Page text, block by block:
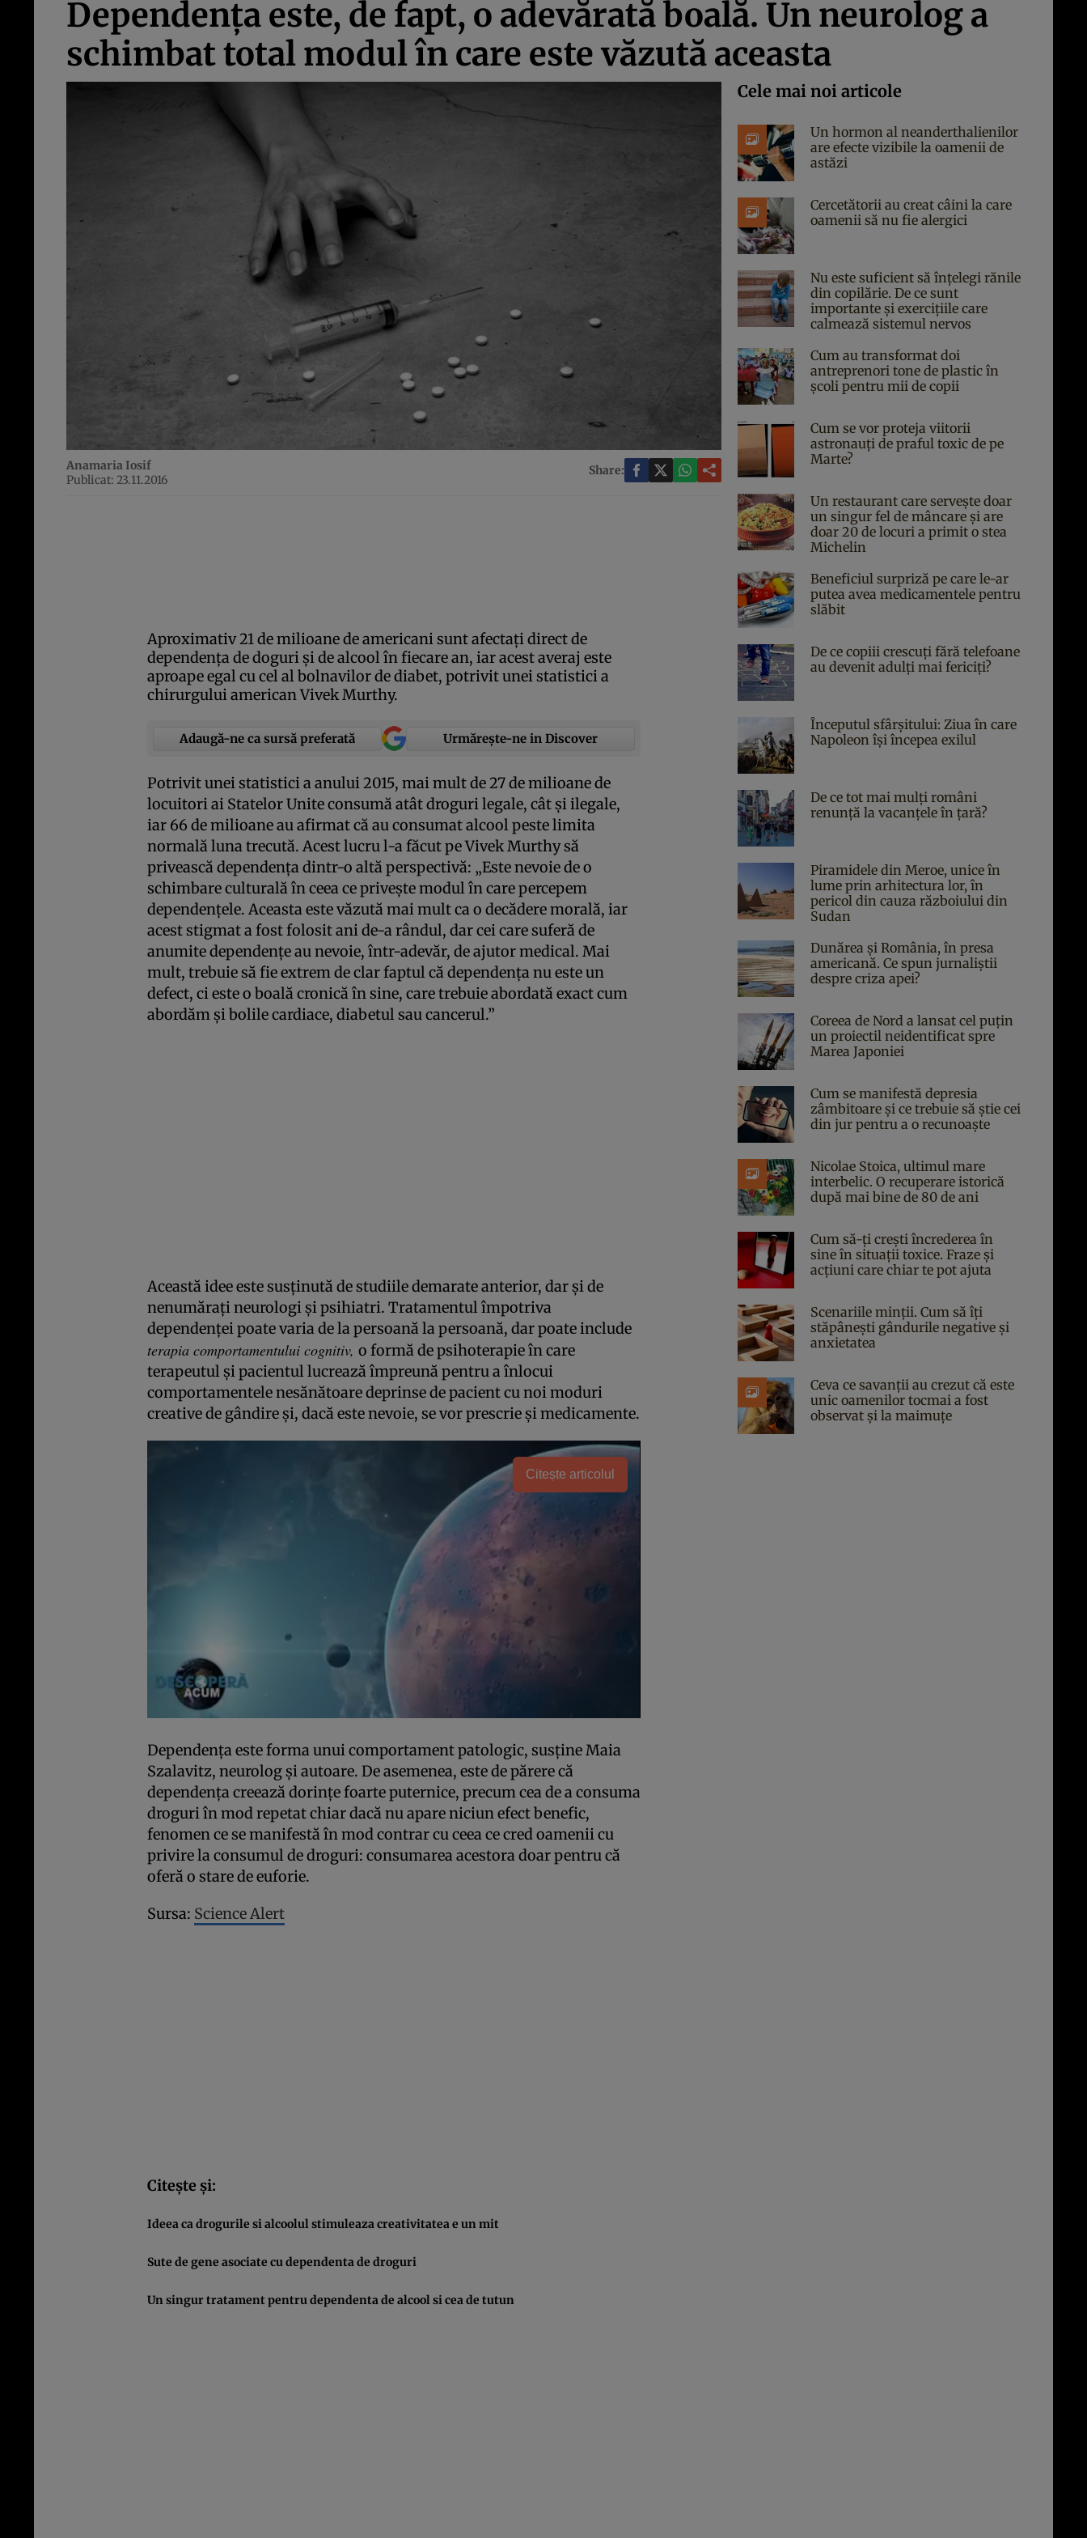
Dependenţa este, de fapt, o adevărată boală. Un neurolog a
schimbat total modul în care este văzută aceasta
Anamaria Iosif
Publicat: 23.11.2016
Share:
Aproximativ 21 de milioane de americani sunt afectaţi direct de
dependenţa de doguri şi de alcool în fiecare an, iar acest averaj este
aproape egal cu cel al bolnavilor de diabet, potrivit unei statistici a
chirurgului american Vivek Murthy.
Adaugă-ne ca sursă preferată Urmărește-ne in Discover
Potrivit unei statistici a anului 2015, mai mult de 27 de milioane de
locuitori ai Statelor Unite consumă atât droguri legale, cât şi ilegale,
iar 66 de milioane au afirmat că au consumat alcool peste limita
normală luna trecută. Acest lucru l-a făcut pe Vivek Murthy să
privească dependenţa dintr-o altă perspectivă: „Este nevoie de o
schimbare culturală în ceea ce priveşte modul în care percepem
dependenţele. Aceasta este văzută mai mult ca o decădere morală, iar
acest stigmat a fost folosit ani de-a rândul, dar cei care suferă de
anumite dependenţe au nevoie, într-adevăr, de ajutor medical. Mai
mult, trebuie să fie extrem de clar faptul că dependenţa nu este un
defect, ci este o boală cronică în sine, care trebuie abordată exact cum
abordăm şi bolile cardiace, diabetul sau cancerul.”
Această idee este susţinută de studiile demarate anterior, dar şi de
nenumăraţi neurologi şi psihiatri. Tratamentul împotriva
dependenţei poate varia de la persoană la persoană, dar poate include
terapia comportamentului cognitiv, o formă de psihoterapie în care
terapeutul şi pacientul lucrează împreună pentru a înlocui
comportamentele nesănătoare deprinse de pacient cu noi moduri
creative de gândire şi, dacă este nevoie, se vor prescrie şi medicamente.
Citește articolul
Dependenţa este forma unui comportament patologic, susţine Maia
Szalavitz, neurolog şi autoare. De asemenea, este de părere că
dependenţa creează dorinţe foarte puternice, precum cea de a consuma
droguri în mod repetat chiar dacă nu apare niciun efect benefic,
fenomen ce se manifestă în mod contrar cu ceea ce cred oamenii cu
privire la consumul de droguri: consumarea acestora doar pentru că
oferă o stare de euforie.
Sursa: Science Alert
Citeşte şi:
Ideea ca drogurile si alcoolul stimuleaza creativitatea e un mit
Sute de gene asociate cu dependenta de droguri
Un singur tratament pentru dependenta de alcool si cea de tutun
Cele mai noi articole
Un hormon al neanderthalienilor
are efecte vizibile la oamenii de
astăzi
Cercetătorii au creat câini la care
oamenii să nu fie alergici
Nu este suficient să înțelegi rănile
din copilărie. De ce sunt
importante și exercițiile care
calmează sistemul nervos
Cum au transformat doi
antreprenori tone de plastic în
școli pentru mii de copii
Cum se vor proteja viitorii
astronauți de praful toxic de pe
Marte?
Un restaurant care servește doar
un singur fel de mâncare și are
doar 20 de locuri a primit o stea
Michelin
Beneficiul surpriză pe care le-ar
putea avea medicamentele pentru
slăbit
De ce copiii crescuți fără telefoane
au devenit adulți mai fericiți?
Începutul sfârşitului: Ziua în care
Napoleon îşi începea exilul
De ce tot mai mulți români
renunță la vacanțele în țară?
Piramidele din Meroe, unice în
lume prin arhitectura lor, în
pericol din cauza războiului din
Sudan
Dunărea și România, în presa
americană. Ce spun jurnaliștii
despre criza apei?
Coreea de Nord a lansat cel puțin
un proiectil neidentificat spre
Marea Japoniei
Cum se manifestă depresia
zâmbitoare și ce trebuie să știe cei
din jur pentru a o recunoaște
Nicolae Stoica, ultimul mare
interbelic. O recuperare istorică
după mai bine de 80 de ani
Cum să-ți crești încrederea în
sine în situații toxice. Fraze și
acțiuni care chiar te pot ajuta
Scenariile minții. Cum să îți
stăpânești gândurile negative și
anxietatea
Ceva ce savanții au crezut că este
unic oamenilor tocmai a fost
observat și la maimuțe